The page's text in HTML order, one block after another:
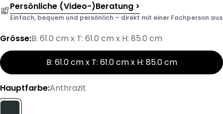
Persönliche (Video-)Beratung >
Einfach, bequem und persönlich – direkt mit einer Fachperson aus
Grösse:B: 61.0 cm x T: 61.0 cm x H: 85.0 cm
B: 61.0 cm x T: 61.0 cm x H: 85.0 cm
Hauptfarbe:Anthrazit